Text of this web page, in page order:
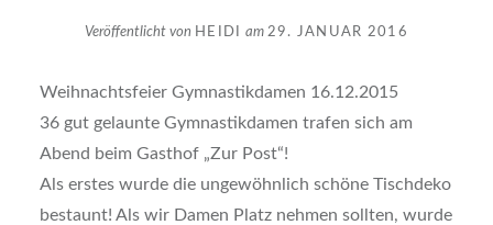
Veröffentlicht von HEIDI am 29. JANUAR 2016
Weihnachtsfeier Gymnastikdamen 16.12.2015
36 gut gelaunte Gymnastikdamen trafen sich am
Abend beim Gasthof „Zur Post“!
Als erstes wurde die ungewöhnlich schöne Tischdeko
bestaunt! Als wir Damen Platz nehmen sollten, wurde